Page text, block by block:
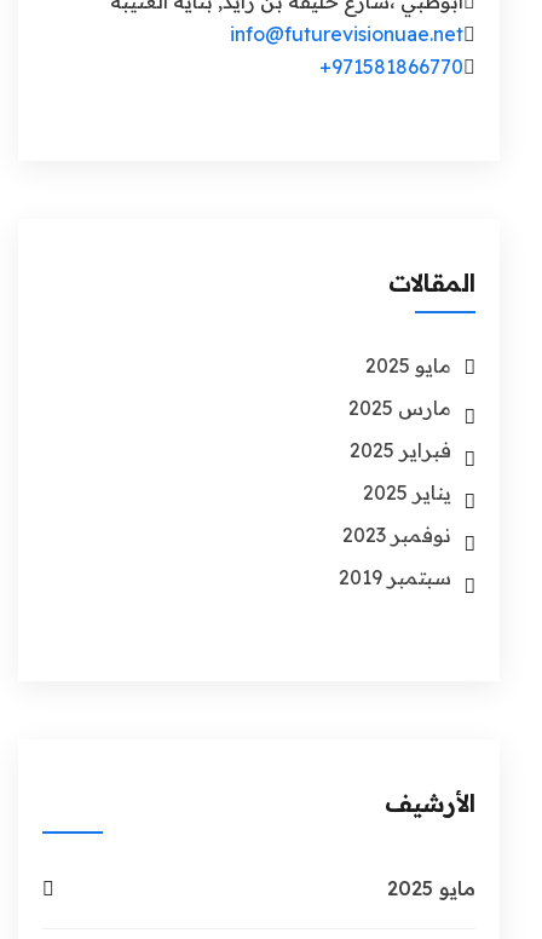
info@futurevisionuae.net
971581866770+
المقالات
مايو 2025
مارس 2025
فبراير 2025
يناير 2025
نوفمبر 2023
سبتمبر 2019
الأرشيف
مايو 2025